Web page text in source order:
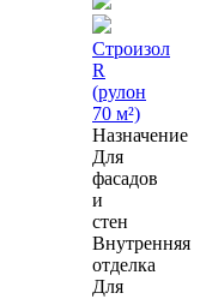
Строизол
R
(рулон
70 м²)
Назначение
Для
фасадов
и
стен
Внутренняя
отделка
Для